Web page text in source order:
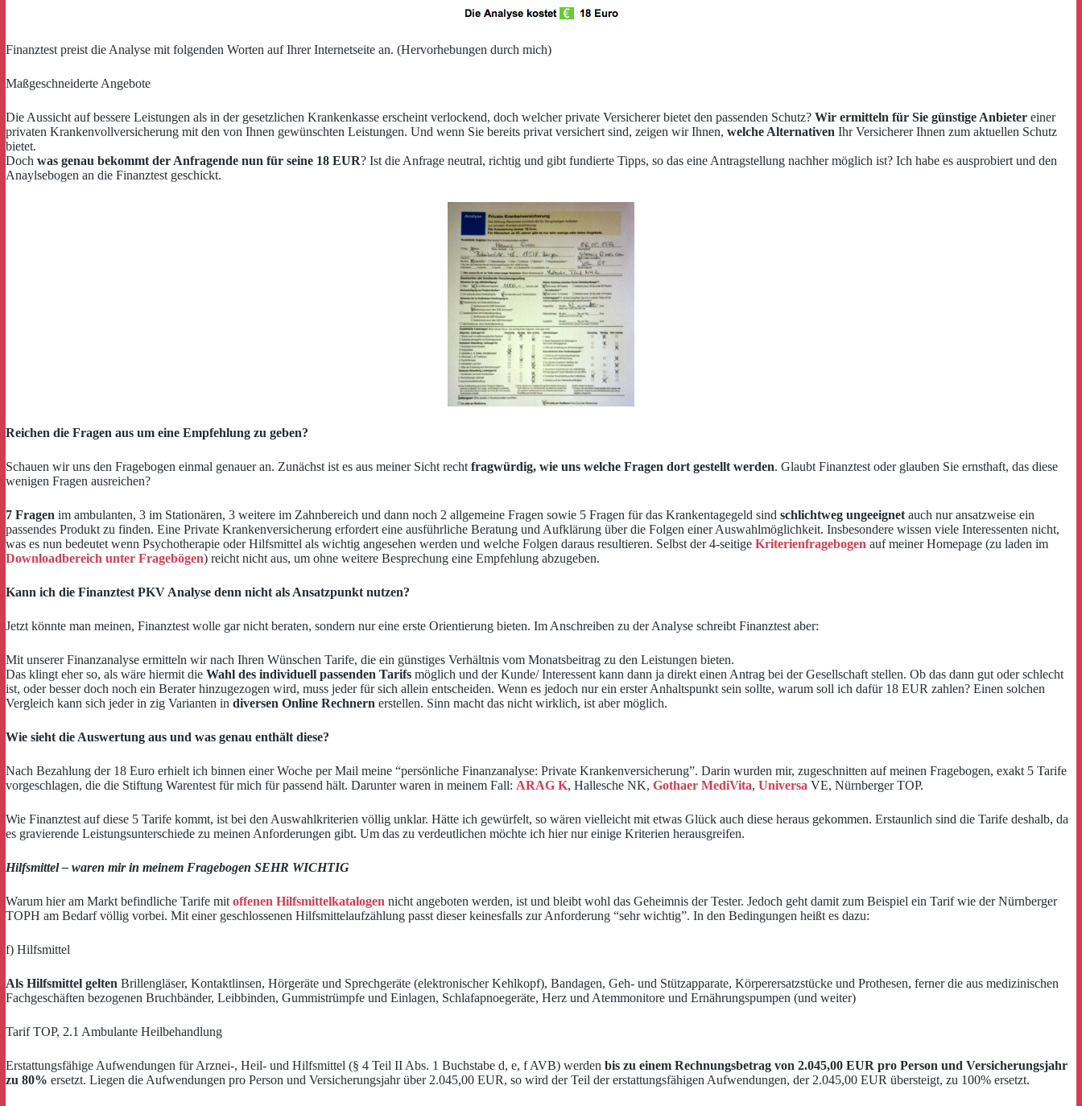
Finanztest preist die Analyse mit folgenden Worten auf Ihrer Internetseite an. (Hervorhebungen durch mich)
Maßgeschneiderte Angebote
Die Aussicht auf bessere Leistungen als in der gesetzlichen Krankenkasse erscheint verlockend, doch welcher private Versicherer bietet den passenden Schutz? Wir ermitteln für Sie günstige Anbieter einer
privaten Krankenvollversicherung mit den von Ihnen gewünschten Leistungen. Und wenn Sie bereits privat versichert sind, zeigen wir Ihnen, welche Alternativen Ihr Versicherer Ihnen zum aktuellen Schutz
bietet.
Doch was genau bekommt der Anfragende nun für seine 18 EUR? Ist die Anfrage neutral, richtig und gibt fundierte Tipps, so das eine Antragstellung nachher möglich ist? Ich habe es ausprobiert und den
Anaylsebogen an die Finanztest geschickt.
Reichen die Fragen aus um eine Empfehlung zu geben?
Schauen wir uns den Fragebogen einmal genauer an. Zunächst ist es aus meiner Sicht recht fragwürdig, wie uns welche Fragen dort gestellt werden. Glaubt Finanztest oder glauben Sie ernsthaft, das diese
wenigen Fragen ausreichen?
7 Fragen im ambulanten, 3 im Stationären, 3 weitere im Zahnbereich und dann noch 2 allgemeine Fragen sowie 5 Fragen für das Krankentagegeld sind schlichtweg ungeeignet auch nur ansatzweise ein
passendes Produkt zu finden. Eine Private Krankenversicherung erfordert eine ausführliche Beratung und Aufklärung über die Folgen einer Auswahlmöglichkeit. Insbesondere wissen viele Interessenten nicht,
was es nun bedeutet wenn Psychotherapie oder Hilfsmittel als wichtig angesehen werden und welche Folgen daraus resultieren. Selbst der 4-seitige Kriterienfragebogen auf meiner Homepage (zu laden im
Downloadbereich unter Fragebögen) reicht nicht aus, um ohne weitere Besprechung eine Empfehlung abzugeben.
Kann ich die Finanztest PKV Analyse denn nicht als Ansatzpunkt nutzen?
Jetzt könnte man meinen, Finanztest wolle gar nicht beraten, sondern nur eine erste Orientierung bieten. Im Anschreiben zu der Analyse schreibt Finanztest aber:
Mit unserer Finanzanalyse ermitteln wir nach Ihren Wünschen Tarife, die ein günstiges Verhältnis vom Monatsbeitrag zu den Leistungen bieten.
Das klingt eher so, als wäre hiermit die Wahl des individuell passenden Tarifs möglich und der Kunde/ Interessent kann dann ja direkt einen Antrag bei der Gesellschaft stellen. Ob das dann gut oder schlecht
ist, oder besser doch noch ein Berater hinzugezogen wird, muss jeder für sich allein entscheiden. Wenn es jedoch nur ein erster Anhaltspunkt sein sollte, warum soll ich dafür 18 EUR zahlen? Einen solchen
Vergleich kann sich jeder in zig Varianten in diversen Online Rechnern erstellen. Sinn macht das nicht wirklich, ist aber möglich.
Wie sieht die Auswertung aus und was genau enthält diese?
Nach Bezahlung der 18 Euro erhielt ich binnen einer Woche per Mail meine “persönliche Finanzanalyse: Private Krankenversicherung”. Darin wurden mir, zugeschnitten auf meinen Fragebogen, exakt 5 Tarife
vorgeschlagen, die die Stiftung Warentest für mich für passend hält. Darunter waren in meinem Fall: ARAG K, Hallesche NK, Gothaer MediVita, Universa VE, Nürnberger TOP.
Wie Finanztest auf diese 5 Tarife kommt, ist bei den Auswahlkriterien völlig unklar. Hätte ich gewürfelt, so wären vielleicht mit etwas Glück auch diese heraus gekommen. Erstaunlich sind die Tarife deshalb, da
es gravierende Leistungsunterschiede zu meinen Anforderungen gibt. Um das zu verdeutlichen möchte ich hier nur einige Kriterien herausgreifen.
Hilfsmittel – waren mir in meinem Fragebogen SEHR WICHTIG
Warum hier am Markt befindliche Tarife mit offenen Hilfsmittelkatalogen nicht angeboten werden, ist und bleibt wohl das Geheimnis der Tester. Jedoch geht damit zum Beispiel ein Tarif wie der Nürnberger
TOPH am Bedarf völlig vorbei. Mit einer geschlossenen Hilfsmittelaufzählung passt dieser keinesfalls zur Anforderung “sehr wichtig”. In den Bedingungen heißt es dazu:
f) Hilfsmittel
Als Hilfsmittel gelten Brillengläser, Kontaktlinsen, Hörgeräte und Sprechgeräte (elektronischer Kehlkopf), Bandagen, Geh- und Stützapparate, Körperersatzstücke und Prothesen, ferner die aus medizinischen
Fachgeschäften bezogenen Bruchbänder, Leibbinden, Gummistrümpfe und Einlagen, Schlafapnoegeräte, Herz und Atemmonitore und Ernährungspumpen (und weiter)
Tarif TOP, 2.1 Ambulante Heilbehandlung
Erstattungsfähige Aufwendungen für Arznei-, Heil- und Hilfsmittel (§ 4 Teil II Abs. 1 Buchstabe d, e, f AVB) werden bis zu einem Rechnungsbetrag von 2.045,00 EUR pro Person und Versicherungsjahr
zu 80% ersetzt. Liegen die Aufwendungen pro Person und Versicherungsjahr über 2.045,00 EUR, so wird der Teil der erstattungsfähigen Aufwendungen, der 2.045,00 EUR übersteigt, zu 100% ersetzt.